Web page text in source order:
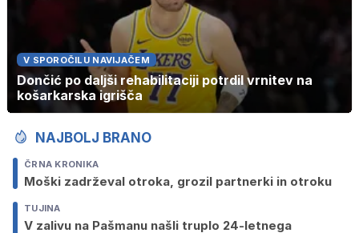
V SPOROČILU NAVIJAČEM
Dončić po daljši rehabilitaciji potrdil vrnitev na
košarkarska igrišča
NAJBOLJ BRANO
ČRNA KRONIKA
Moški zadrževal otroka, grozil partnerki in otroku
TUJINA
V zalivu na Pašmanu našli truplo 24-letnega